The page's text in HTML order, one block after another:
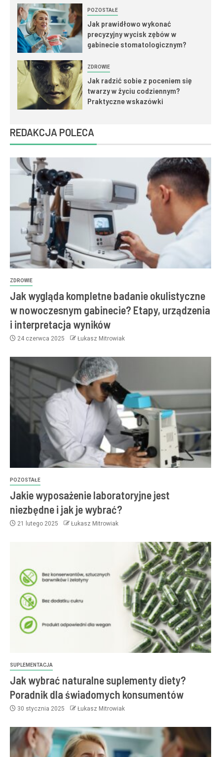
POZOSTAŁE
Jak prawidłowo wykonać
precyzyjny wycisk zębów w
gabinecie stomatologicznym?
ZDROWIE
Jak radzić sobie z poceniem się
twarzy w życiu codziennym?
Praktyczne wskazówki
REDAKCJA POLECA
ZDROWIE
Jak wygląda kompletne badanie okulistyczne
w nowoczesnym gabinecie? Etapy, urządzenia
i interpretacja wyników
24 czerwca 2025 Łukasz Mitrowiak
POZOSTAŁE
Jakie wyposażenie laboratoryjne jest
niezbędne i jak je wybrać?
21 lutego 2025 Łukasz Mitrowiak
SUPLEMENTACJA
Jak wybrać naturalne suplementy diety?
Poradnik dla świadomych konsumentów
30 stycznia 2025 Łukasz Mitrowiak